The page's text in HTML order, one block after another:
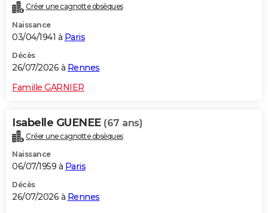
Créer une cagnotte obsèques
Naissance
03/04/1941 à Paris
Décès
26/07/2026 à Rennes
Famille GARNIER
Isabelle GUENEE (67 ans)
Créer une cagnotte obsèques
Naissance
06/07/1959 à Paris
Décès
26/07/2026 à Rennes